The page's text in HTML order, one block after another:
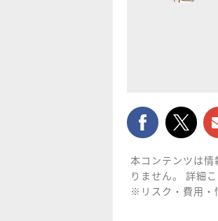
本コンテンツは
りません。 詳細
※リスク・費用・